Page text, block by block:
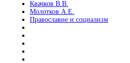
Квачков В.В.
Молотков А.Е.
Православие и социализм